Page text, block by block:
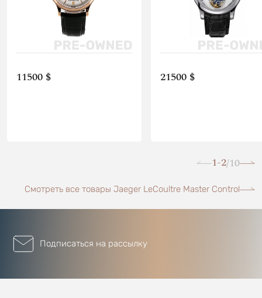
11500 $ 21500 $
1-2/10
Смотреть все товары Jaeger LeCoultre Master Control
Подписаться на рассылку